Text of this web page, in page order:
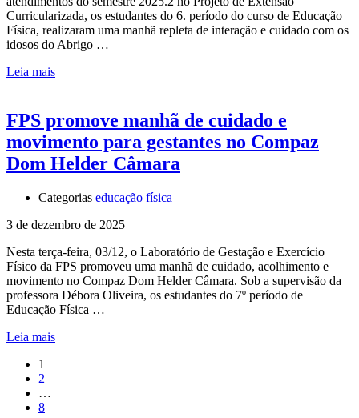
Curricularizada, os estudantes do 6. período do curso de Educação
Física, realizaram uma manhã repleta de interação e cuidado com os
idosos do Abrigo …
Leia mais
FPS promove manhã de cuidado e
movimento para gestantes no Compaz
Dom Helder Câmara
Categorias educação física
3 de dezembro de 2025
Nesta terça-feira, 03/12, o Laboratório de Gestação e Exercício
Físico da FPS promoveu uma manhã de cuidado, acolhimento e
movimento no Compaz Dom Helder Câmara. Sob a supervisão da
professora Débora Oliveira, os estudantes do 7º período de
Educação Física …
Leia mais
1
2
…
8